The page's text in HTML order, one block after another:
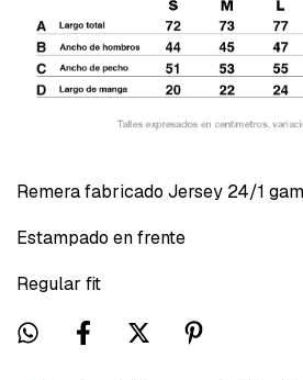
Remera fabricado Jersey 24/1
Estampado en frente
Regular fit